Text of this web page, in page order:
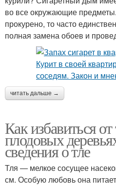
во все окружающие
прокурено, то часто
полная замена обоев и
читать дальше →
Как избавиться
плодовых
сведения о тле
Тля — мелкое сосущее
см. Особую любовь она